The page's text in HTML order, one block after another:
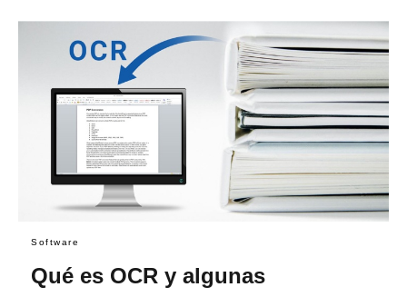
Software
Qué es OCR y algunas